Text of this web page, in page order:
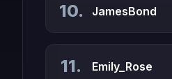
10. JamesBond
11. Emily_Rose